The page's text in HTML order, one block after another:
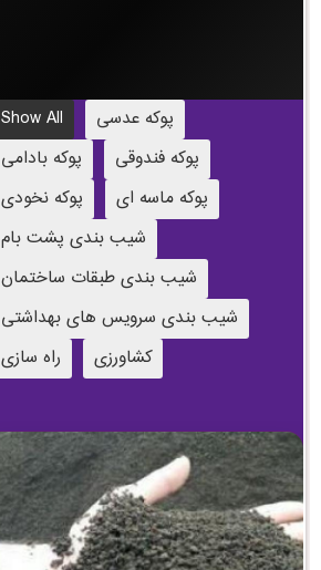
Show All
پوکه عدسی
پوکه بادامی
پوکه فندوقی
پوکه نخودی
پوکه ماسه ای
شیب بندی پشت بام
شیب بندی طبقات ساختمان
شیب بندی سرویس های بهداشتی
راه سازی
کشاورزی